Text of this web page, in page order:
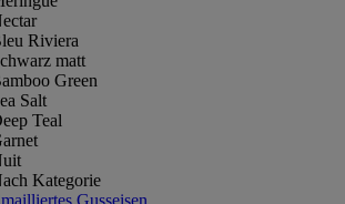
Riviera
matt
Green
Salt
Teal
Kategorie
Gusseisen